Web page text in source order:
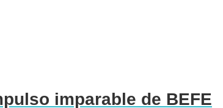
imparable de BEFE